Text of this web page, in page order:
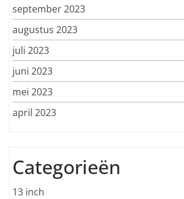
september 2023
augustus 2023
juli 2023
juni 2023
mei 2023
april 2023
Categorieën
13 inch